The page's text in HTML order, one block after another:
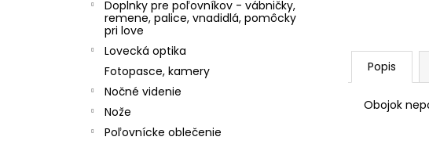
Doplnky pre poľovníkov - vábničky,
remene, palice, vnadidlá, pomôcky
pri love
Lovecká optika
Fotopasce, kamery
Nočné videnie
Nože
Poľovnícke oblečenie
Popis
Obojok